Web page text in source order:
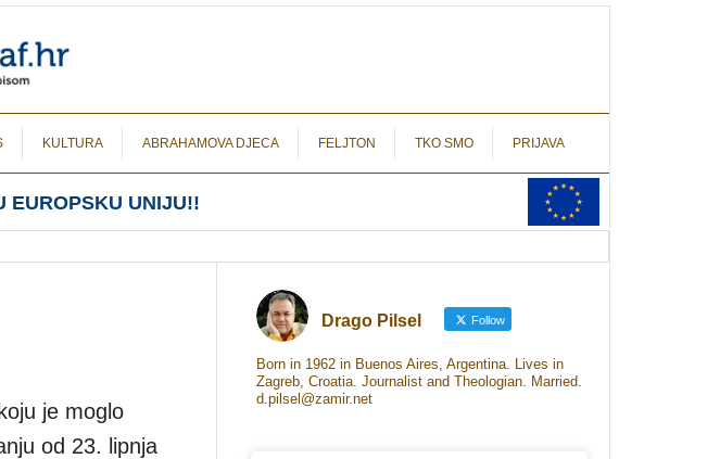
KULTURA ABRAHAMOVA DJECA FELJTON TKO SMO PRIJAVA
EUROPSKU UNIJU!!
je moglo
od 23. lipnja
Drago Pilsel Follow
Born in 1962 in Buenos Aires, Argentina. Lives in
Zagreb, Croatia. Journalist and Theologian. Married.
d.pilsel@zamir.net